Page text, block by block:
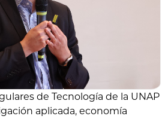
de Tecnología de la UNAP
aplicada, economía